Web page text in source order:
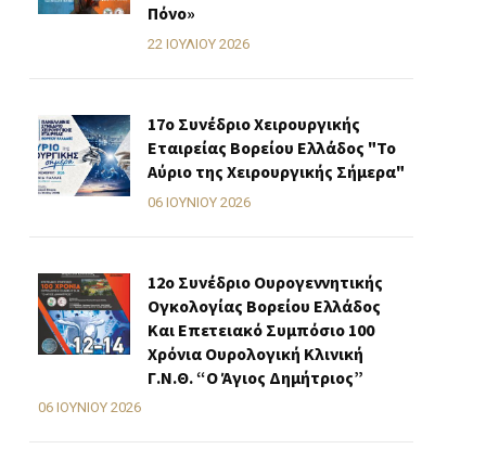
Πόνο»
22 ΙΟΥΛΊΟΥ 2026
17ο Συνέδριο Χειρουργικής
Εταιρείας Βορείου Ελλάδος "Το
Αύριο της Χειρουργικής Σήμερα"
06 ΙΟΥΝΊΟΥ 2026
12ο Συνέδριο Ουρογεννητικής
Ογκολογίας Βορείου Ελλάδος
Και Επετειακό Συμπόσιο 100
Χρόνια Ουρολογική Κλινική
Γ.Ν.Θ. “Ο Άγιος Δημήτριος”
06 ΙΟΥΝΊΟΥ 2026